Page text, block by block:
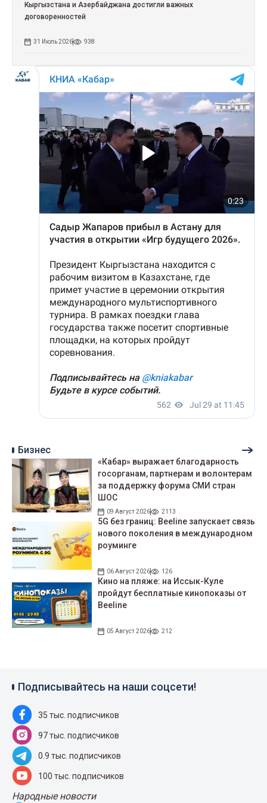
Кыргызстана и Азербайджана достигли важных
договоренностей
31 Июль 2026 938
Бизнес
«Кабар» выражает благодарность
госорганам, партнерам и волонтерам
за поддержку форума СМИ стран
ШОС
09 Август 2026 2113
5G без границ: Beeline запускает связь
нового поколения в международном
роуминге
06 Август 2026 126
Кино на пляже: на Иссык-Куле
пройдут беcплатные кинопоказы от
Beeline
05 Август 2026 212
Подписывайтесь на наши соцсети!
35 тыс. подписчиков
97 тыс. подписчиков
0.9 тыс. подписчиков
100 тыс. подписчиков
Народные новости